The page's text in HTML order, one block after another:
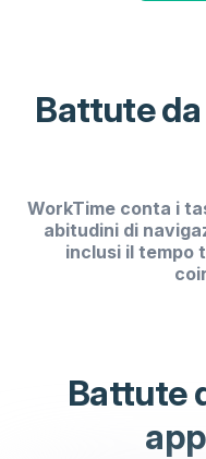
Battute
WorkTime conta i
abitudini di
inclusi il tempo
Battute